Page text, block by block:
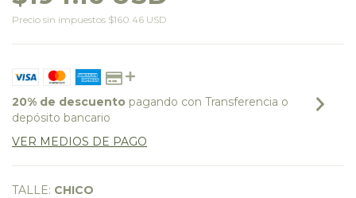
Precio sin impuestos $160.46 USD
20% de descuento pagando con Transferencia o
depósito bancario
VER MEDIOS DE PAGO
TALLE: CHICO